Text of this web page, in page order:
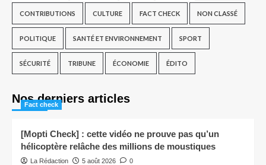
CONTRIBUTIONS CULTURE FACT CHECK NON CLASSÉ
POLITIQUE SANTÉ ET ENVIRONNEMENT SPORT
SÉCURITÉ TRIBUNE ÉCONOMIE ÉDITO
Nos derniers articles
Fact check
[Mopti Check] : cette vidéo ne prouve pas qu’un
hélicoptère relâche des millions de moustiques
La Rédaction 5 août 2026 0